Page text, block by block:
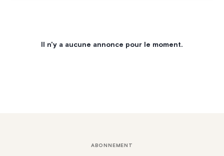
Il n'y a aucune annonce pour le moment.
ABONNEMENT